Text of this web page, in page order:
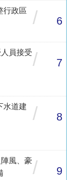
行政區
/ 6
員接受/ 7
水道建
/ 8
風、豪/ 9